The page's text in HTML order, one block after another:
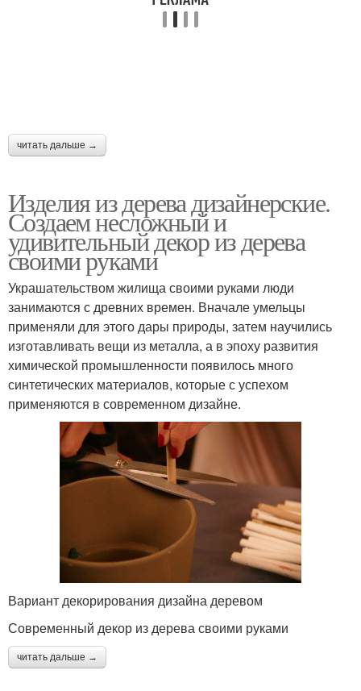
читать дальше →
Изделия из дерева дизайнерские.
Создаем несложный и
удивительный декор из дерева
своими руками
Украшательством жилища своими руками люди
занимаются с древних времен. Вначале умельцы
применяли для этого дары природы, затем научились
изготавливать вещи из металла, а в эпоху развития
химической промышленности появилось много
синтетических материалов, которые с успехом
применяются в современном дизайне.
Вариант декорирования дизайна деревом
Современный декор из дерева своими руками
читать дальше →